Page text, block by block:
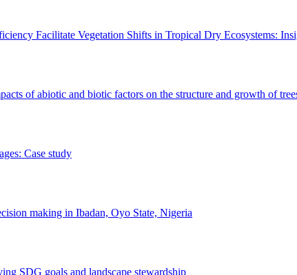
Facilitate Vegetation Shifts in Tropical Dry Ecosystems:
of abiotic and biotic factors on the structure and growth of
Case study
making in Ibadan, Oyo State, Nigeria
SDG goals and landscape stewardship